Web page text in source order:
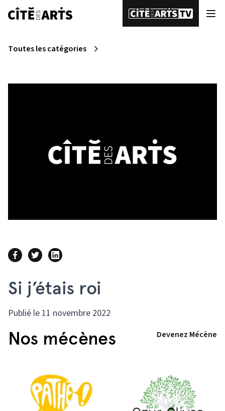
Toutes les catégories
Si j’étais roi
Publié le 11 novembre 2022
Nos mécènes Devenez Mécène